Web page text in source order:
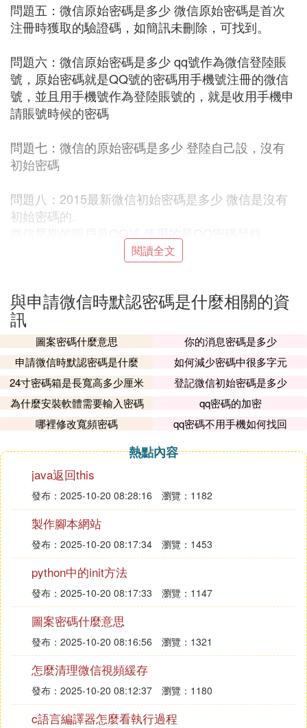
問題五：微信原始密碼是多少 微信原始密碼是首次
注冊時獲取的驗證碼，如簡訊未刪除，可找到。
問題六：微信原始密碼是多少 qq號作為微信登陸賬
號，原始密碼就是QQ號的密碼用手機號注冊的微信
號，並且用手機號作為登陸賬號的，就是收用手機申
請賬號時候的密碼
問題七：微信的原始密碼是多少 登陸自己設，沒有
初始密碼
問題八：2015最新微信初始密碼是多少 微信是沒有
初始密碼的.
現微信賬戶只能使用手機號注冊,可以使用手機6位驗
證碼登錄.或是使用手機號找回密碼.重新設定登錄.
問題九：默認密碼為你的微信號是什麼意思，默認是
指的是什麼 密碼就是你微信號，就這么回事。
問題十：微信初始密碼是什麼 扣扣密碼，或者手機
提示密碼
2. 手機登錄微信的默認密碼是什麼
微信沒有初始密碼，注冊時會要求你設置密碼，如果
忘記了，可以通過手機號找回。
找回密碼方法如下：
1、進入微信
2、點擊「登錄遇到問題？」
閱讀全文
與申請微信時默認密碼是什麼相關的資
訊
圖案密碼什麼意思
你的消息密碼是多少
申請微信時默認密碼是什麼
如何減少密碼中很多字元
24寸密碼箱是長寬高多少厘米
登記微信初始密碼是多少
為什麼安裝軟體需要輸入密碼
qq密碼的加密
哪裡修改寬頻密碼
qq密碼不用手機如何找回
熱點內容
java返回this
發布：2025-10-20 08:28:16 瀏覽：1182
製作腳本網站
發布：2025-10-20 08:17:34 瀏覽：1453
python中的init方法
發布：2025-10-20 08:17:33 瀏覽：1147
圖案密碼什麼意思
發布：2025-10-20 08:16:56 瀏覽：1321
怎麼清理微信視頻緩存
發布：2025-10-20 08:12:37 瀏覽：1180
c語言編譯器怎麼看執行過程